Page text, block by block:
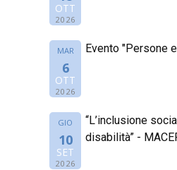
OTT
2026
MAR
6
OTT
2026
Evento "Persone
GIO
10
SET
2026
“L’inclusione
disabilità” -